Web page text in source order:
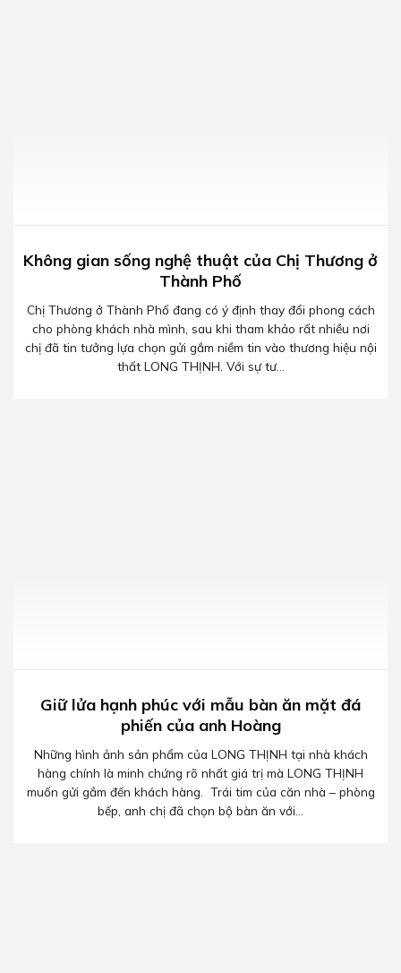
Không gian sống nghệ thuật của Chị Thương ở
Thành Phố
Chị Thương ở Thành Phố đang có ý định thay đổi phong cách
cho phòng khách nhà mình, sau khi tham khảo rất nhiều nơi
chị đã tin tưởng lựa chọn gửi gắm niềm tin vào thương hiệu nội
thất LONG THỊNH. Với sự tư...
Giữ lửa hạnh phúc với mẫu bàn ăn mặt đá
phiến của anh Hoàng
Những hình ảnh sản phẩm của LONG THỊNH tại nhà khách
hàng chính là minh chứng rõ nhất giá trị mà LONG THỊNH
muốn gửi gắm đến khách hàng. Trái tim của căn nhà – phòng
bếp, anh chị đã chọn bộ bàn ăn với...